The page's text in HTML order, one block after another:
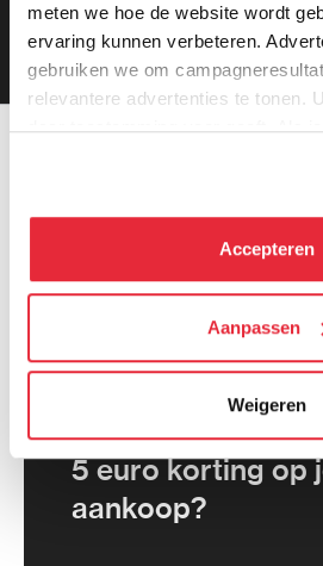
meten we hoe de website wordt
ervaring kunnen verbeteren.
gebruiken we om
relevantere advertenties te tonen.
daar toestemming voor geeft. Als
kunnen deze gegevens
hebben verzameld via het gebruik
kunt alle cookies accepteren,
We werken samen met21 derden
kunnen ontvangen en verwerken.
Accepteren
Aanpassen
Weigeren
Gratis bezorging vanaf €99,-
Gratis retourneren binnen 90 dagen*
Klanten geven ons een 9.3 gemiddeld
5 euro korting op
aankoop?